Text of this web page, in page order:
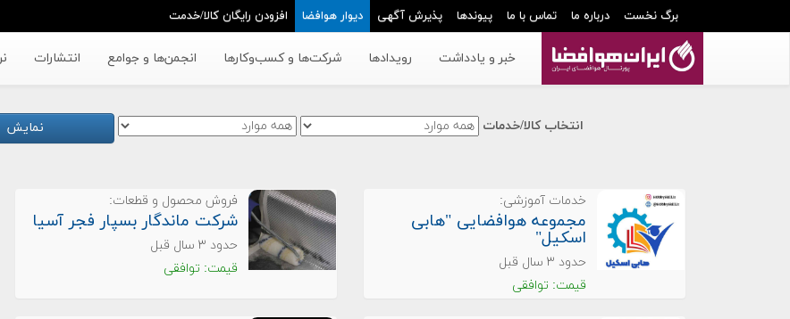
برگ نخست درباره ما تماس با ما پیوندها پذیرش آگهی دیوار هوافضا افزودن رایگان کالا/خدمت
خبر و یادداشت رویدادها شرکت‌ها و کسب‌وکار‌ها انجمن‌ها و جوامع انتشارات
انتخاب کالا/خدمات نمایش
خدمات آموزشی:
مجموعه هوافضایی "هابی
اسکیل"
حدود ۳ سال قبل
قیمت: توافقی
فروش محصول و قطعات:
شرکت ماندگار بسپار فجر آسیا
حدود ۳ سال قبل
قیمت: توافقی